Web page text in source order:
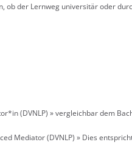
ob der Lernweg universitär oder
(DVNLP) » vergleichbar dem
Mediator (DVNLP) » Dies